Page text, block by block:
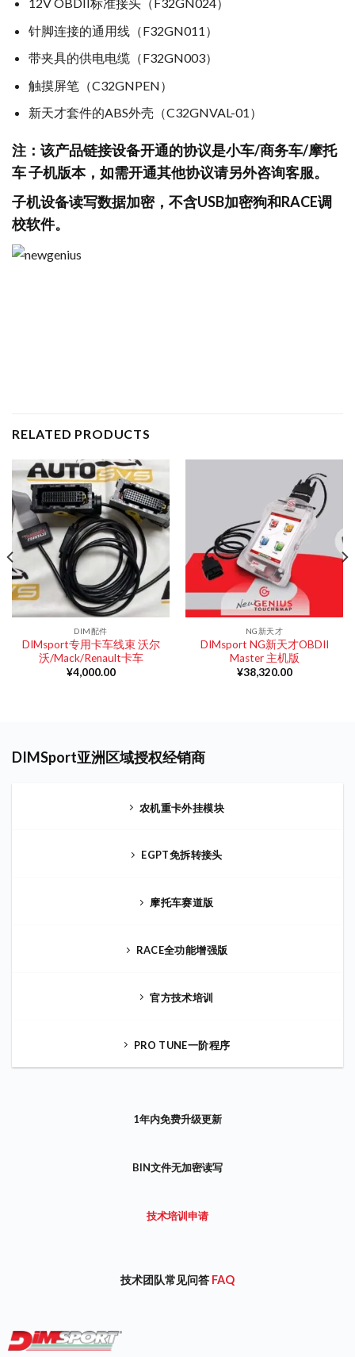
针脚连接的通用线（F32GN011）
带夹具的供电电缆（F32GN003）
触摸屏笔（C32GNPEN）
新天才套件的ABS外壳（C32GNVAL-01）
注：该产品链接设备开通的协议是小车/商务车/摩托
车 子机版本，如需开通其他协议请另外咨询客服。
子机设备读写数据加密，不含USB加密狗和RACE调
校软件。
RELATED PRODUCTS
DIM配件
DIMsport专用卡车线束 沃尔
沃/Mack/Renault卡车
¥4,000.00
NG新天才
DIMsport NG新天才OBDII
Master 主机版
¥38,320.00
DIMSport亚洲区域授权经销商
农机重卡外挂模块
EGPT免拆转接头
摩托车赛道版
RACE全功能增强版
官方技术培训
PRO TUNE一阶程序
1年内免费升级更新
BIN文件无加密读写
技术培训申请
技术团队常见问答 FAQ